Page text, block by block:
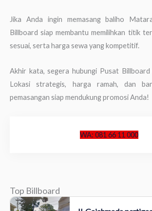
Jika Anda ingin memasang baliho
Billboard siap membantu memilihkan titik
sesuai, serta harga sewa yang kompetitif.
Akhir kata, segera hubungi Pusat
Lokasi strategis, harga ramah, dan
pemasangan siap mendukung promosi Anda!
WA: 081 66 11 000
Top Billboard